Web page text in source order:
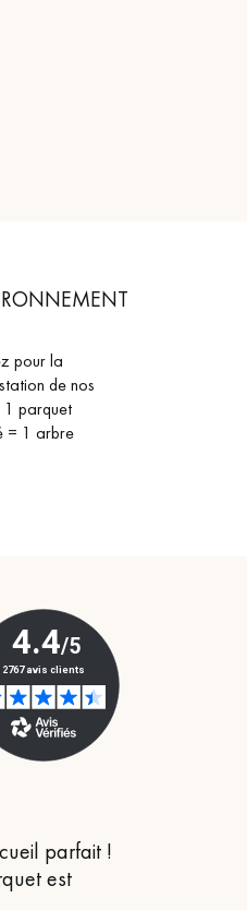
pour la
de nos
1 parquet
= 1 arbre
parfait !
est